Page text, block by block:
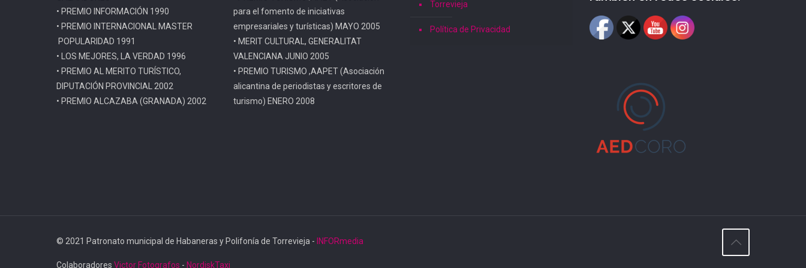
• PREMIO INFORMACIÓN 1990
• PREMIO INTERNACIONAL MASTER
POPULARIDAD 1991
• LOS MEJORES, LA VERDAD 1996
• PREMIO AL MERITO TURÍSTICO,
DIPUTACIÓN PROVINCIAL 2002
• PREMIO ALCAZABA (GRANADA) 2002
para el fomento de iniciativas
empresariales y turísticas) MAYO 2005
• MERIT CULTURAL, GENERALITAT
VALENCIANA JUNIO 2005
• PREMIO TURISMO ,AAPET (Asociación
alicantina de periodistas y escritores de
turismo) ENERO 2008
Torrevieja
Política de Privacidad
© 2021 Patronato municipal de Habaneras y Polifonía de Torrevieja - INFORmedia
Colaboradores Victor Fotografos - NordiskTaxi